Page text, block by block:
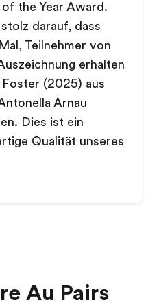
the Year Award.
darauf, dass
Teilnehmer von
erhalten
(2025) aus
Arnau
Dies ist ein
Qualität unseres
Au Pairs